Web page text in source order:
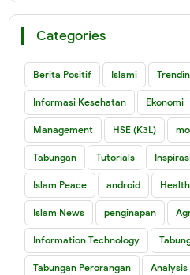
Categories
Berita Positif Islami
Informasi Kesehatan Ekonomi
Management HSE (K3L)
Tabungan Tutorials
Islam Peace android
Islam News penginapan
Information Technology
Tabungan Perorangan Analysis